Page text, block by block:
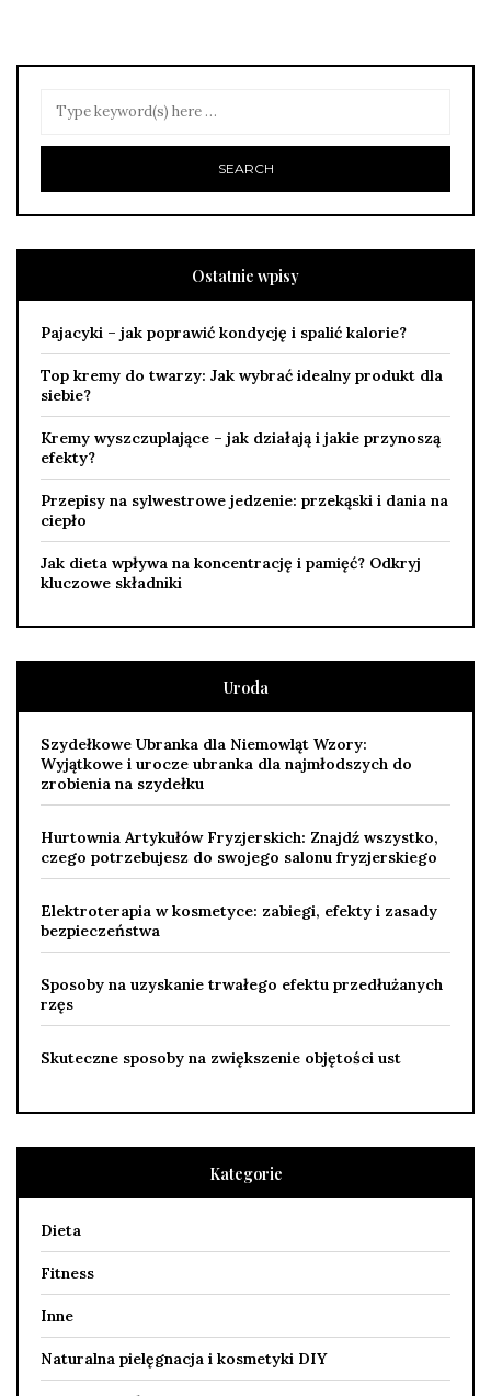
Ostatnie wpisy
Pajacyki – jak poprawić kondycję i spalić kalorie?
Top kremy do twarzy: Jak wybrać idealny produkt dla
siebie?
Kremy wyszczuplające – jak działają i jakie przynoszą
efekty?
Przepisy na sylwestrowe jedzenie: przekąski i dania na
ciepło
Jak dieta wpływa na koncentrację i pamięć? Odkryj
kluczowe składniki
Uroda
Szydełkowe Ubranka dla Niemowląt Wzory:
Wyjątkowe i urocze ubranka dla najmłodszych do
zrobienia na szydełku
Hurtownia Artykułów Fryzjerskich: Znajdź wszystko,
czego potrzebujesz do swojego salonu fryzjerskiego
Elektroterapia w kosmetyce: zabiegi, efekty i zasady
bezpieczeństwa
Sposoby na uzyskanie trwałego efektu przedłużanych
rzęs
Skuteczne sposoby na zwiększenie objętości ust
Kategorie
Dieta
Fitness
Inne
Naturalna pielęgnacja i kosmetyki DIY